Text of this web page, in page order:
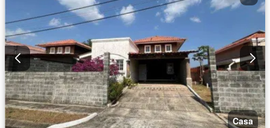
Casa